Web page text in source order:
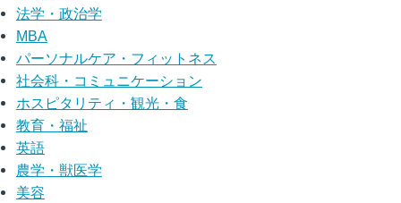
法学・政治学
MBA
パーソナルケア・フィットネス
社会科・コミュニケーション
ホスピタリティ・観光・食
教育・福祉
英語
農学・獣医学
美容